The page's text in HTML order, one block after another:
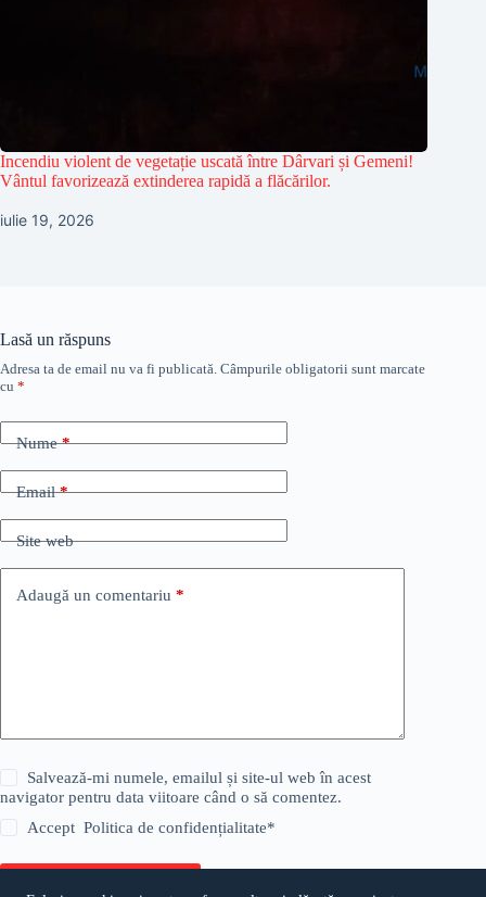
Incendiu violent de vegetație uscată între Dârvari și Gemeni!
Vântul favorizează extinderea rapidă a flăcărilor.
iulie 19, 2026
Lasă un răspuns
Adresa ta de email nu va fi publicată. Câmpurile obligatorii sunt marcate
cu *
Nume*
Email*
Site web
Adaugă un comentariu *
Salvează-mi numele, emailul și site-ul web în acest
navigator pentru data viitoare când o să comentez.
AcceptPolitica de confidențialitate*